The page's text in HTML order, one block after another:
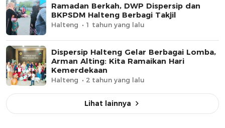
Ramadan Berkah, DWP Dispersip dan
BKPSDM Halteng Berbagi Takjil
Halteng 1 tahun yang lalu
Dispersip Halteng Gelar Berbagai Lomba,
Arman Alting: Kita Ramaikan Hari
Kemerdekaan
Halteng 2 tahun yang lalu
Lihat lainnya